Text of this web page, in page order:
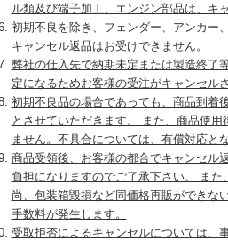
ル類及び端子加工、エンジン部品は、キ
初期不良を除き、フェンダー、アンカー
キャンセル返品はお受けできません。
弊社の仕入先で納期未定または製造終了
定になるためお客様の受注がキャンセル
初期不良品の場合であっても、商品到着
とさせていただきます。 また、商品使
ません。不具合については、有償対応と
商品受領後、お客様の都合でキャンセル
負担になりますのでご了承下さい。 ま
尚、包装箱毀損など同価格再販ができな
手数料が発生します。
受取拒否によるキャンセルについては、